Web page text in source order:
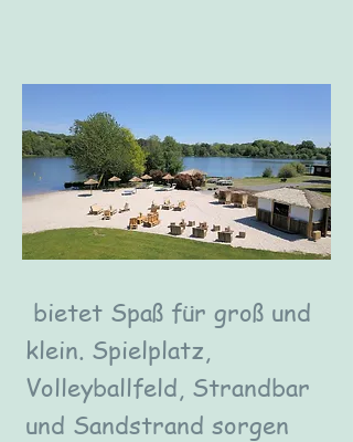
bietet Spaß für groß und
klein. Spielplatz,
Volleyballfeld, Strandbar
und Sandstrand sorgen